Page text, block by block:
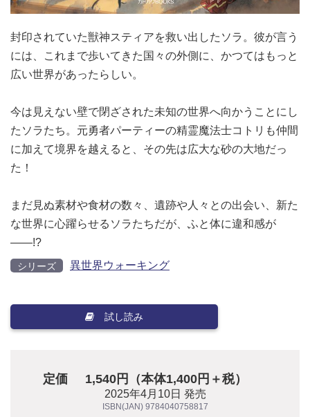
封印されていた獣神スティアを救い出したソラ。彼が言う
には、これまで歩いてきた国々の外側に、かつてはもっと
広い世界があったらしい。
今は見えない壁で閉ざされた未知の世界へ向かうことにし
たソラたち。元勇者パーティーの精霊魔法士コトリも仲間
に加えて境界を越えると、その先は広大な砂の大地だっ
た！
まだ見ぬ素材や食材の数々、遺跡や人々との出会い、新た
な世界に心躍らせるソラたちだが、ふと体に違和感が
――!?
シリーズ 異世界ウォーキング
試し読み
定価 1,540円（本体1,400円＋税）
2025年4月10日 発売
ISBN(JAN) 9784040758817